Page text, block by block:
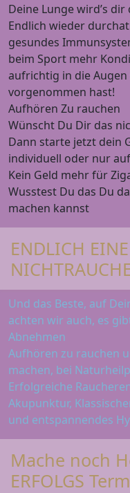
Deine Lunge wird’s dir
Endlich wieder
gesundes
beim Sport mehr
aufrichtig in die
vorgenommen hast!
Aufhören Zu rauchen
Wünscht Du Dir das
Dann starte jetzt dein
individuell oder nur
Kein Geld mehr für
Wusstest Du das Du
machen kannst
ENDLICH
Und das Beste, auf
achten wir auch, es
Abnehmen
Aufhören zu rauchen
machen, bei
Erfolgreiche
Akupunktur,
und entspannendes
Mache noch
ERFOLGS